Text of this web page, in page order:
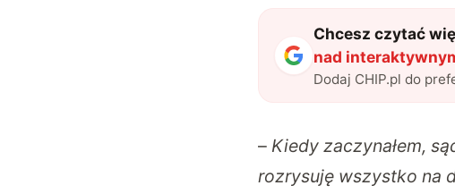
Chcesz czytać
nad
Dodaj CHIP.pl do
– Kiedy zaczynałem,
rozrysuję wszystko na